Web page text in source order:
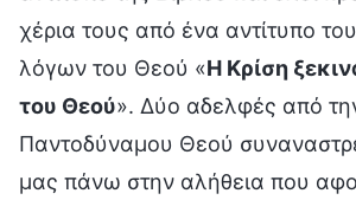
χέρια τους από ένα αντίτυπο
λόγων του Θεού «Η Κρίση
του Θεού». Δύο αδελφές από
Παντοδύναμου Θεού
μας πάνω στην αλήθεια που